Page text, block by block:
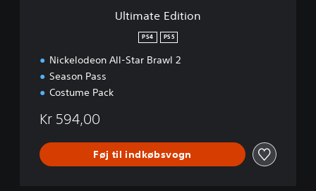
Ultimate Edition
PS4 PS5
Nickelodeon All-Star Brawl 2
Season Pass
Costume Pack
Kr 594,00
Føj til indkøbsvogn